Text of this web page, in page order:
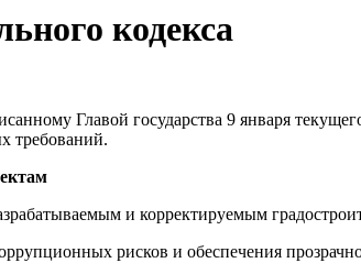
кодекса
Главой государства 9 января
требований.
и корректируемым
рисков и обеспечения